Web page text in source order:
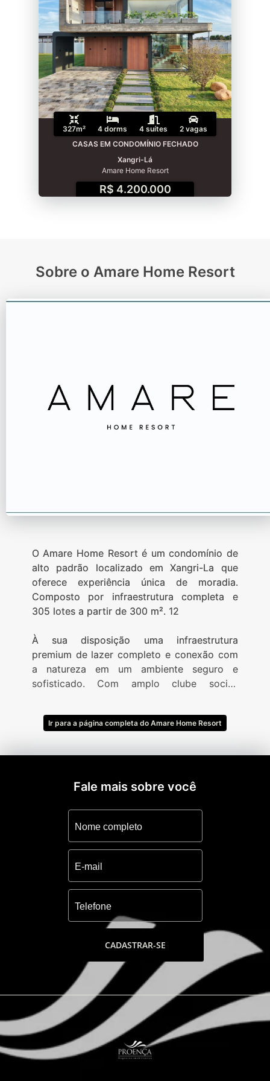
327m² 4 dorms 4 suítes
2 vagas
CASAS EM CONDOMÍNIO FECHADO
Xangri-Lá
Amare Home Resort
R$ 4.200.000
Sobre o Amare Home Resort
O Amare Home Resort é um condomínio de
alto padrão localizado em Xangri-La que
oferece experiência única de moradia.
Composto por infraestrutura completa e
305 lotes a partir de 300 m². 12
À sua disposição uma infraestrutura
premium de lazer completo e conexão com
a natureza em um ambiente seguro e
sofisticado. Com amplo clube social,
na Beira-Mar.
- Clube social
- Piscina térmica com raia de 25 metros
- Lounge com bar
- Salão de festas com lounge externo
- Terraço com espaço gourmet
- Brinquedoteca
- Pórtico com acesso monitorado
- Conveniência 24 horas
- Academia
- Sala de coworking
- Sala de massagem
- Pomar e horta
- Espaço Pet
- Playgrounds
- Parrilla
- 02 quadras de tenis coberta
- 02 quadras de beach tennis
- Quadra de beach tennis coberta
Ir para a página completa do Amare Home Resort
Fale mais sobre você
CADASTRAR-SE